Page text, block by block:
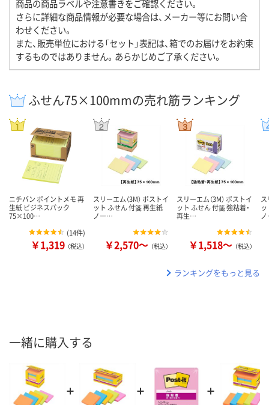
商品の商品ラベルや注意書きをご確認ください。
さらに詳細な商品情報が必要な場合は、メーカー等にお問い合
わせください。
また、販売単位における「セット」表記は、箱でのお届けをお約束
するものではありません。あらかじめご了承ください。
ふせん75×100mmの売れ筋ランキング
ニチバン ポイントメモ 再
生紙 ビジネスパック
75×100…
(14件)
￥1,319 （税込）
スリーエム（3M） ポストイ
ット ふせん 付箋 再生紙
ノー…
￥2,570～ （税込）
スリーエム（3M） ポストイ
ット ふせん 付箋 強粘着・
再生…
￥1,518～ （税込）
ランキングをもっと見る
一緒に購入する